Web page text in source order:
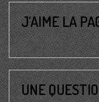
J’AIME LA
UNE